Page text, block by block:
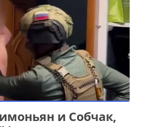
и Собчак,